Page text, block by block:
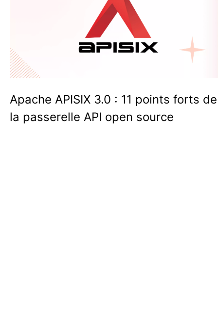
Apache APISIX 3.0 : 11 points forts de
la passerelle API open source